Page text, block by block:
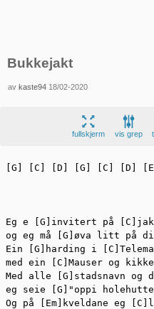
Bukkejakt
avkaste94 18/02-2020
fullskjerm vis grep
[G] [C] [D] [G] [C] [D]
Eg e [G]invitert på
og eg må [G]øva litt på
Ein [G]harding i
med ein [C]Mauser og
Med alle [G]stadsnavn
eg seie [G]"oppi
Og på [Em]kveldane eg